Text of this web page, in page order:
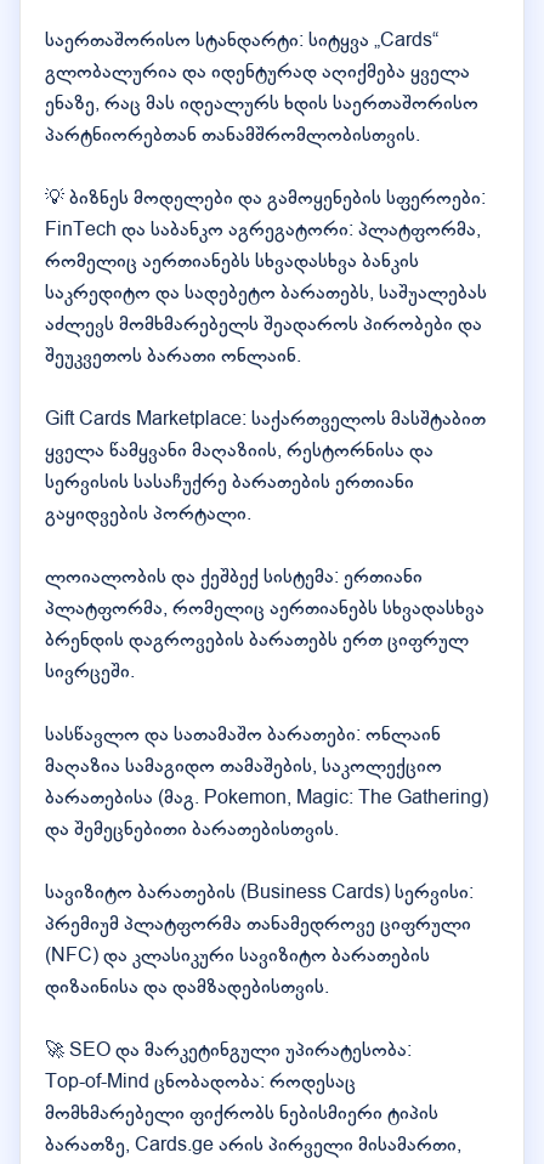
საერთაშორისო სტანდარტი: სიტყვა „Cards“
გლობალურია და იდენტურად აღიქმება ყველა
ენაზე, რაც მას იდეალურს ხდის საერთაშორისო
პარტნიორებთან თანამშრომლობისთვის.
💡 ბიზნეს მოდელები და გამოყენების სფეროები:
FinTech და საბანკო აგრეგატორი: პლატფორმა,
რომელიც აერთიანებს სხვადასხვა ბანკის
საკრედიტო და სადებეტო ბარათებს, საშუალებას
აძლევს მომხმარებელს შეადაროს პირობები და
შეუკვეთოს ბარათი ონლაინ.
Gift Cards Marketplace: საქართველოს მასშტაბით
ყველა წამყვანი მაღაზიის, რესტორნისა და
სერვისის სასაჩუქრე ბარათების ერთიანი
გაყიდვების პორტალი.
ლოიალობის და ქეშბექ სისტემა: ერთიანი
პლატფორმა, რომელიც აერთიანებს სხვადასხვა
ბრენდის დაგროვების ბარათებს ერთ ციფრულ
სივრცეში.
სასწავლო და სათამაშო ბარათები: ონლაინ
მაღაზია სამაგიდო თამაშების, საკოლექციო
ბარათებისა (მაგ. Pokemon, Magic: The Gathering)
და შემეცნებითი ბარათებისთვის.
სავიზიტო ბარათების (Business Cards) სერვისი:
პრემიუმ პლატფორმა თანამედროვე ციფრული
(NFC) და კლასიკური სავიზიტო ბარათების
დიზაინისა და დამზადებისთვის.
🚀 SEO და მარკეტინგული უპირატესობა:
Top-of-Mind ცნობადობა: როდესაც
მომხმარებელი ფიქრობს ნებისმიერი ტიპის
ბარათზე, Cards.ge არის პირველი მისამართი,